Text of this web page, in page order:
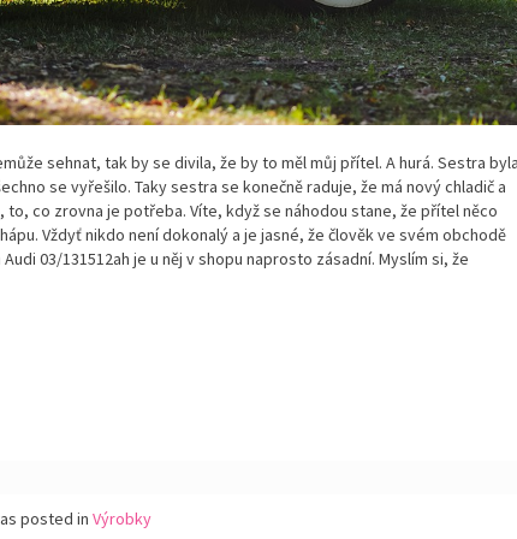
sehnat, tak by se divila, že by to měl můj přítel. A hurá. Sestra
se vyřešilo. Taky sestra se konečně raduje, že má nový chladič a
co zrovna je potřeba. Víte, když se náhodou stane, že přítel něco
Vždyť nikdo není dokonalý a je jasné, že člověk ve svém obchodě
03/131512ah je u něj v shopu naprosto zásadní. Myslím si, že
posted inVýrobky